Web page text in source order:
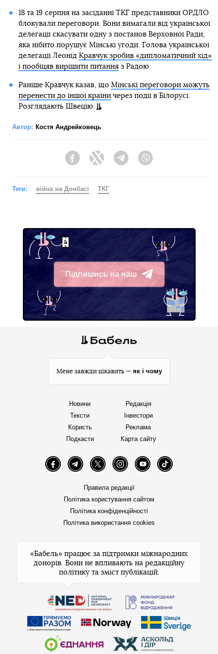
18 та 19 серпня на засіданні ТКГ представники ОРДЛО
блокували переговори. Вони вимагали від української
делегації скасувати одну з постанов Верховної Ради,
яка нібито порушує Мінські угоди. Голова української
делегації Леонід Кравчук зробив «дипломатичний хід»
і пообіцяв вирішити питанняз Радою.
Раніше Кравчук казав, що Мінські переговори можуть
перенести до іншої країничерез події в Білорусі.
Розглядають Швецію.
Автор: Костя Андрейковець
FacebookTwitter Telegram
Теги: війна на Донбасі ТКГ
Підпишись на наш
Telegram
Мене завжди цікавить — як і чому
Новини
Тексти
Користь
Подкасти
Редакція
Інвестори
Реклама
Карта сайту
FacebookTelegramTwitter InstagramYouTube TikTok
Правила редакції
Політика користування сайтом
Політика конфіденційності
Політика використання cookies
«Бабель» працює за підтримки міжнародних
донорів. Вони не впливають на редакційну
політику та зміст публікацій.